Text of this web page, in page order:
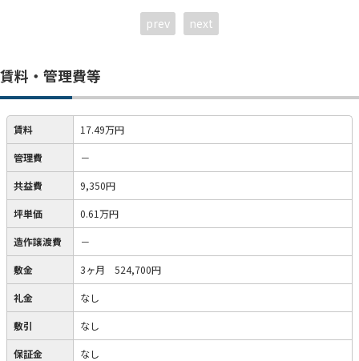
prev next
賃料・管理費等
賃料 17.49万円
管理費 －
共益費 9,350円
坪単価 0.61万円
造作譲渡費 －
敷金 3ヶ月 524,700円
礼金 なし
敷引 なし
保証金 なし